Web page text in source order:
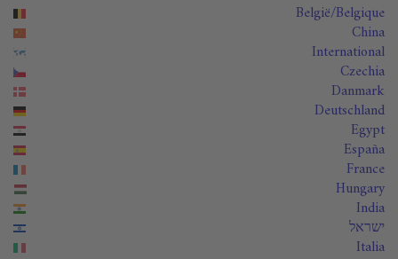
België/Belgique
China
International
Czechia
Danmark
Deutschland
Egypt
España
France
Hungary
India
ישראל
Italia